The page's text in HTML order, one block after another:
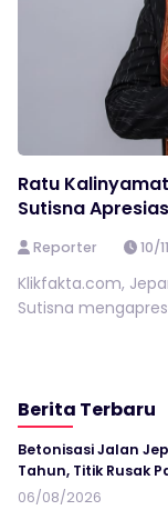
Ratu
Sutisna
Reporter 10/
Klikfakta.com,
Sutisna
Berita Terbaru
Betonisasi Jalan
Tahun, Titik Rusak
06/08/2026